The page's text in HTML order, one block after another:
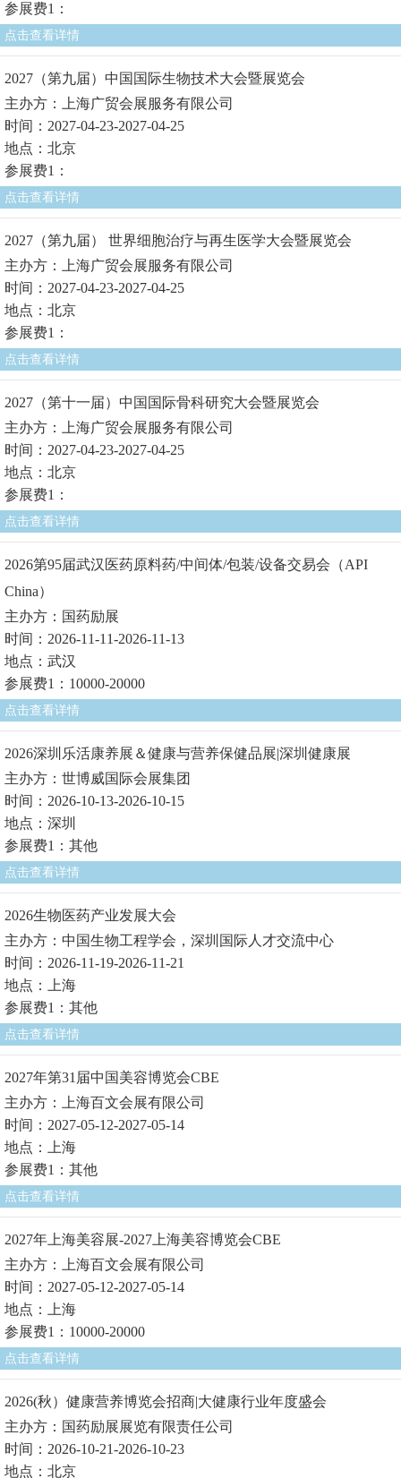
参展费1：
点击查看详情
2027（第九届）中国国际生物技术大会暨展览会
主办方：上海广贸会展服务有限公司
时间：2027-04-23-2027-04-25
地点：北京
参展费1：
点击查看详情
2027（第九届） 世界细胞治疗与再生医学大会暨展览会
主办方：上海广贸会展服务有限公司
时间：2027-04-23-2027-04-25
地点：北京
参展费1：
点击查看详情
2027（第十一届）中国国际骨科研究大会暨展览会
主办方：上海广贸会展服务有限公司
时间：2027-04-23-2027-04-25
地点：北京
参展费1：
点击查看详情
2026第95届武汉医药原料药/中间体/包装/设备交易会（API
China）
主办方：国药励展
时间：2026-11-11-2026-11-13
地点：武汉
参展费1：10000-20000
点击查看详情
2026深圳乐活康养展＆健康与营养保健品展|深圳健康展
主办方：世博威国际会展集团
时间：2026-10-13-2026-10-15
地点：深圳
参展费1：其他
点击查看详情
2026生物医药产业发展大会
主办方：中国生物工程学会，深圳国际人才交流中心
时间：2026-11-19-2026-11-21
地点：上海
参展费1：其他
点击查看详情
2027年第31届中国美容博览会CBE
主办方：上海百文会展有限公司
时间：2027-05-12-2027-05-14
地点：上海
参展费1：其他
点击查看详情
2027年上海美容展-2027上海美容博览会CBE
主办方：上海百文会展有限公司
时间：2027-05-12-2027-05-14
地点：上海
参展费1：10000-20000
点击查看详情
2026(秋）健康营养博览会招商|大健康行业年度盛会
主办方：国药励展展览有限责任公司
时间：2026-10-21-2026-10-23
地点：北京